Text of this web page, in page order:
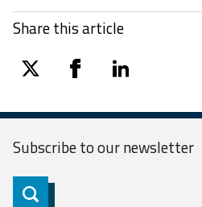
Share this article
twitter facebooklinkedin
Subscribe to ournewsletter
Subscribe